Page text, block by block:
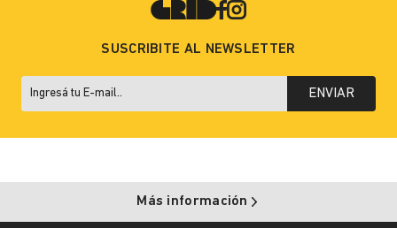
SUSCRIBITE AL NEWSLETTER
ENVIAR
Más información